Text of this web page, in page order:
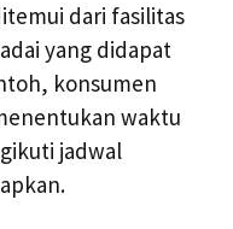
dari fasilitas
yang didapat
konsumen
waktu
jadwal